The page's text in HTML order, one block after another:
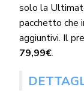
solo la
pacchetto che
aggiuntivi. Il
79,99€.